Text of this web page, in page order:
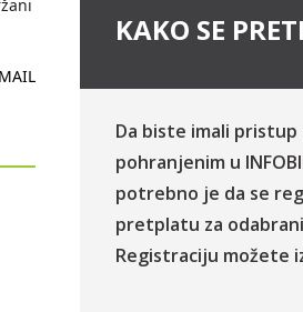
KAKO SE
Da biste imali
pohranjenim u
potrebno je da se
pretplatu za
Registraciju možete